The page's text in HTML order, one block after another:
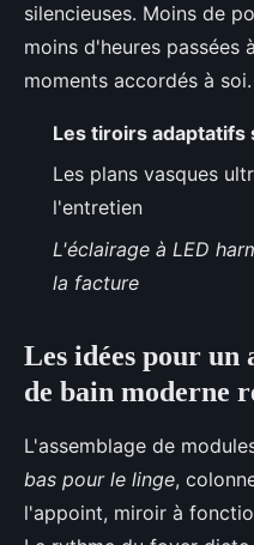
silencieuses. Moins de
moins d'heures passées
moments accordés à soi.
Les tiroirs
Les plans vasques
l'entretien
L'éclairage à LED
la facture
Les idées pour un
de bain moderne
L'assemblage de
bas pour le linge,
l'appoint, miroir à